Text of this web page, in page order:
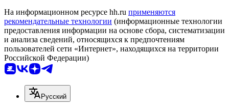
На информационном ресурсе hh.ru применяются
рекомендательные технологии (информационные технологии
предоставления информации на основе сбора, систематизации
и анализа сведений, относящихся к предпочтениям
пользователей сети «Интернет», находящихся на территории
Российской Федерации)
Русский